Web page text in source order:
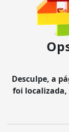
Desculpe, a
foi